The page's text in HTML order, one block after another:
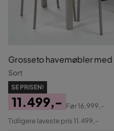
Grosseto havemøbler
Sort
SE PRISEN!
Pris
11.499,-
Original
Før16.999,-
Tidligere laveste pris 11.499,-